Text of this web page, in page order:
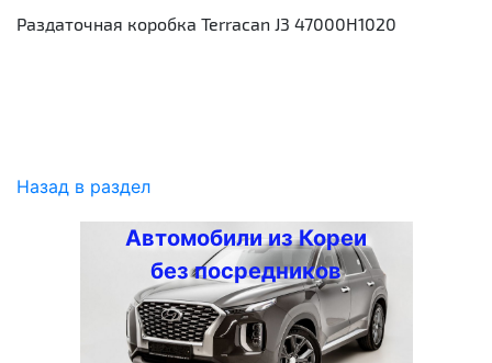
Раздаточная коробка Terracan J3 47000H1020
Назад в раздел
Автомобили из Кореи
без посредников